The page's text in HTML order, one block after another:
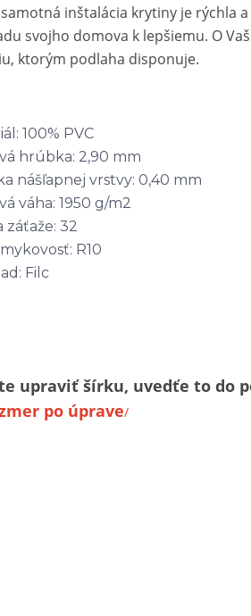
inštalácia krytiny je rýchla
svojho domova k lepšiemu. O
ktorým podlaha disponuje.
100% PVC
hrúbka: 2,90 mm
nášľapnej vrstvy: 0,40 mm
váha: 1950 g/m2
záťaže: 32
R10
Filc
upraviť šírku, uvedťe to do
po úprave/